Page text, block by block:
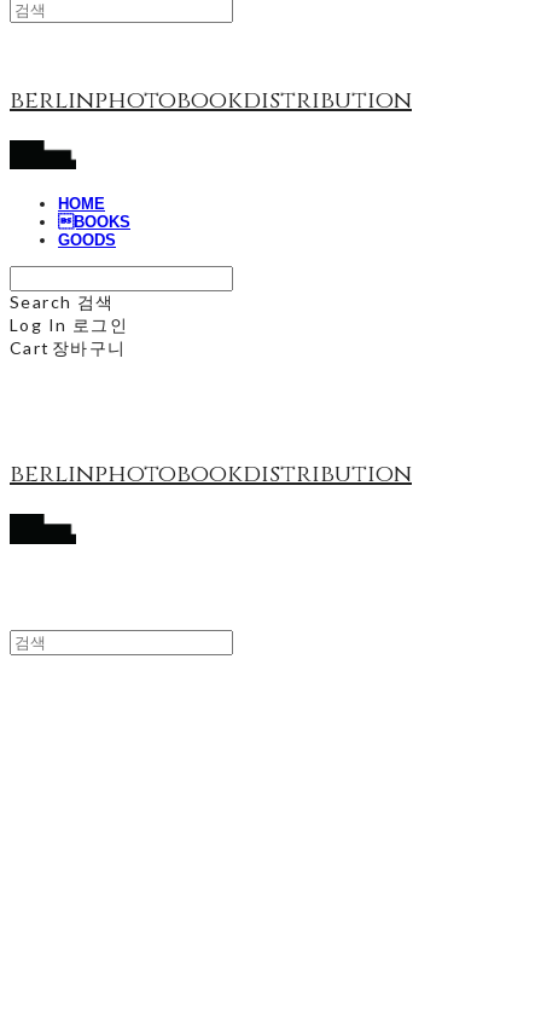
berlinphotobookdistribution
HOME
BOOKS
GOODS
Search 검색
Log In 로그인
Cart 장바구니
berlinphotobookdistribution